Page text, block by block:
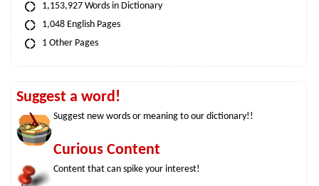
1,153,927 Words in Dictionary
1,048 English Pages
1 Other Pages
Suggest a word!
Suggest new words or meaning to our dictionary!!
Curious Content
Content that can spike your interest!